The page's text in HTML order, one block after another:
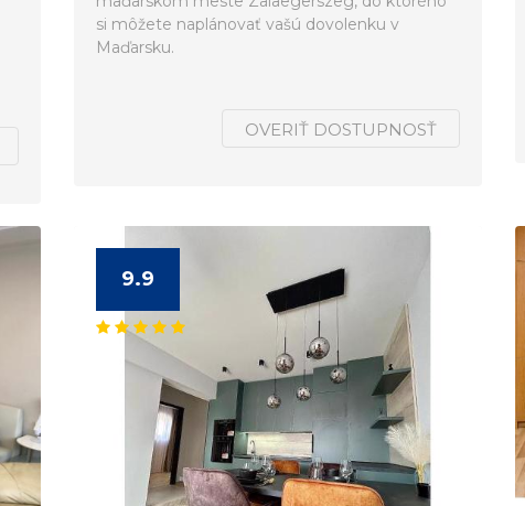
si môžete naplánovať vašú dovolenku v
Maďarsku.
OVERIŤ DOSTUPNOSŤ
9.9